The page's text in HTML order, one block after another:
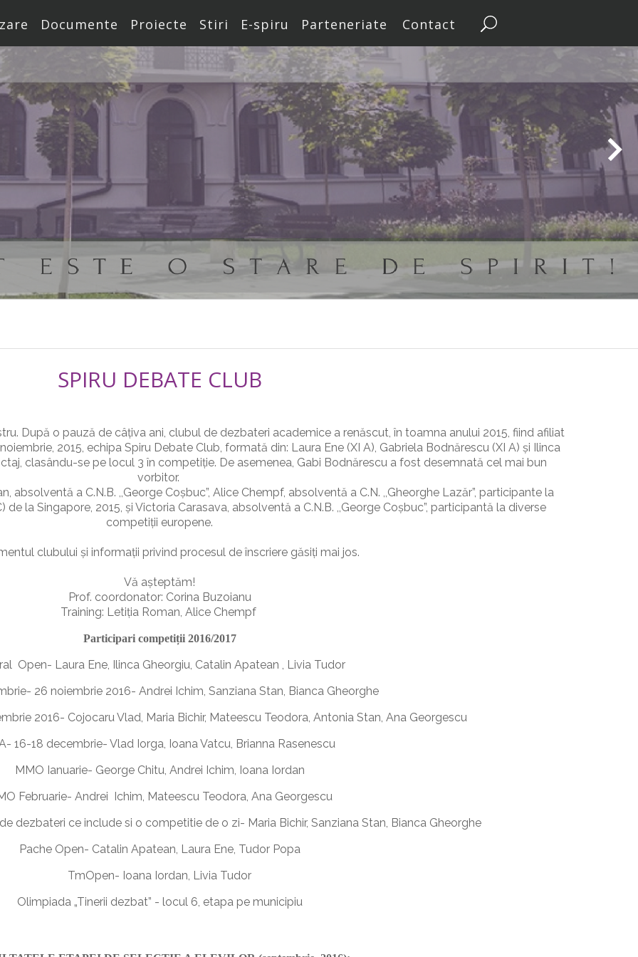
Documente Proiecte Stiri E-spiru Parteneriate Contact
SPIRU DEBATE CLUB
După o pauză de câțiva ani, clubul de dezbateri academice a renăscut, în toamna anului 2015, fiind afiliat
2015, echipa Spiru Debate Club, formată din: Laura Ene (XI A), Gabriela Bodnărescu (XI A) și Ilinca
clasându-se pe locul 3 în competiție. De asemenea, Gabi Bodnărescu a fost desemnată cel mai bun
vorbitor.
absolventă a C.N.B. ,,George Coșbuc”, Alice Chempf, absolventă a C.N. ,,Gheorghe Lazăr”, participante la
la Singapore, 2015, și Victoria Carasava, absolventă a C.N.B. ,,George Coșbuc”, participantă la diverse
competiții europene.
clubului și informații privind procesul de înscriere găsiți mai jos.
Vă așteptăm!
Prof. coordonator: Corina Buzoianu
Training: Letiția Roman, Alice Chempf
Participari competiții 2016/2017
Open- Laura Ene, Ilinca Gheorgiu, Catalin Apatean , Livia Tudor
26 noiembrie 2016- Andrei Ichim, Sanziana Stan, Bianca Gheorghe
2016- Cojocaru Vlad, Maria Bichir, Mateescu Teodora, Antonia Stan, Ana Georgescu
16-18 decembrie- Vlad Iorga, Ioana Vatcu, Brianna Rasenescu
MMO Ianuarie- George Chitu, Andrei Ichim, Ioana Iordan
Februarie- Andrei Ichim, Mateescu Teodora, Ana Georgescu
dezbateri ce include si o competitie de o zi- Maria Bichir, Sanziana Stan, Bianca Gheorghe
Pache Open- Catalin Apatean, Laura Ene, Tudor Popa
TmOpen- Ioana Iordan, Livia Tudor
Olimpiada „Tinerii dezbat” - locul 6, etapa pe municipiu